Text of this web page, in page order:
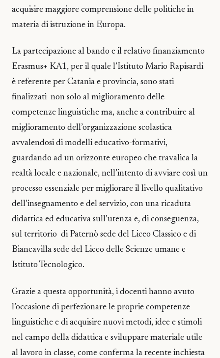
acquisire maggiore comprensione delle politiche in
materia di istruzione in Europa.
La partecipazione al bando e il relativo finanziamento
Erasmus+ KA1, per il quale l’Istituto Mario Rapisardi
è referente per Catania e provincia, sono stati
finalizzati non solo al miglioramento delle
competenze linguistiche ma, anche a contribuire al
miglioramento dell’organizzazione scolastica
avvalendosi di modelli educativo-formativi,
guardando ad un orizzonte europeo che travalica la
realtà locale e nazionale, nell’intento di avviare così un
processo essenziale per migliorare il livello qualitativo
dell’insegnamento e del servizio, con una ricaduta
didattica ed educativa sull’utenza e, di conseguenza,
sul territorio di Paternò sede del Liceo Classico e di
Biancavilla sede del Liceo delle Scienze umane e
Istituto Tecnologico.
Grazie a questa opportunità, i docenti hanno avuto
l’occasione di perfezionare le proprie competenze
linguistiche e di acquisire nuovi metodi, idee e stimoli
nel campo della didattica e sviluppare materiale utile
al lavoro in classe, come conferma la recente inchiesta